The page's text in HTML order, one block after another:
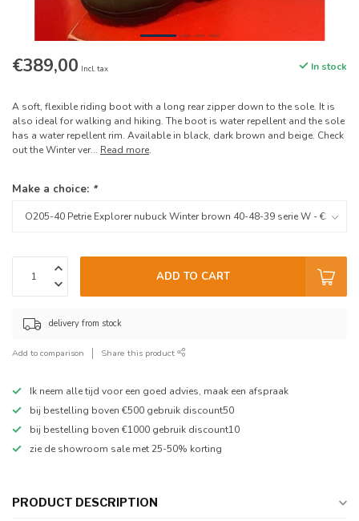
€389,00 Incl. tax In stock
A soft, flexible riding boot with a long rear zipper down to the sole. It is
also ideal for walking and hiking. The boot is water repellent and the sole
has a water repellent rim. Available in black, dark brown and beige. Check
out the Winter ver... Read more.
Make a choice: *
ADD TO CART
delivery from stock
Add to comparison Share this product
Ik neem alle tijd voor een goed advies, maak een afspraak
bij bestelling boven €500 gebruik discount50
bij bestelling boven €1000 gebruik discount10
zie de showroom sale met 25-50% korting
PRODUCT DESCRIPTION